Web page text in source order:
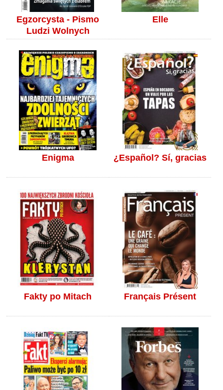
Egzorcysta - Pismo
Ludzi Wolnych
Elle
Enigma ¿Español? Sí, gracias
Fakty po Mitach Français Présent